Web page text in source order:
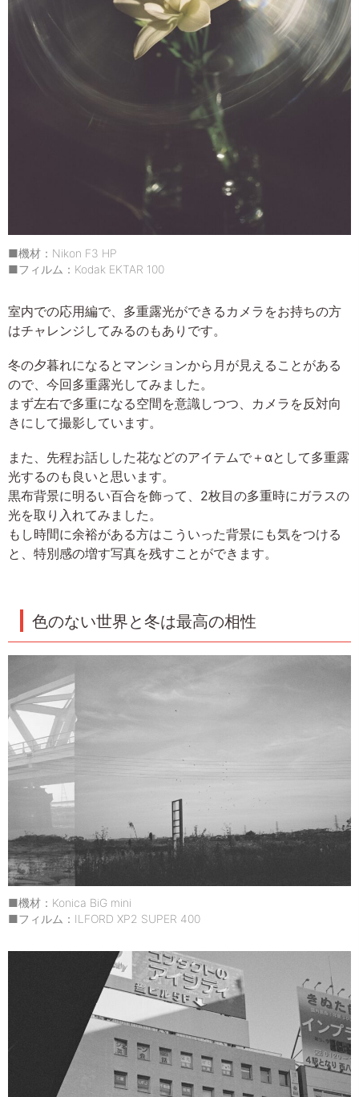
■機材：Nikon F3 HP
■フィルム：Kodak EKTAR 100
室内での応用編で、多重露光ができるカメラをお持ちの方
はチャレンジしてみるのもありです。
冬の夕暮れになるとマンションから月が見えることがある
ので、今回多重露光してみました。
まず左右で多重になる空間を意識しつつ、カメラを反対向
きにして撮影しています。
また、先程お話しした花などのアイテムで＋αとして多重露
光するのも良いと思います。
黒布背景に明るい百合を飾って、2枚目の多重時にガラスの
光を取り入れてみました。
もし時間に余裕がある方はこういった背景にも気をつける
と、特別感の増す写真を残すことができます。
色のない世界と冬は最高の相性
■機材：Konica BiG mini
■フィルム：ILFORD XP2 SUPER 400